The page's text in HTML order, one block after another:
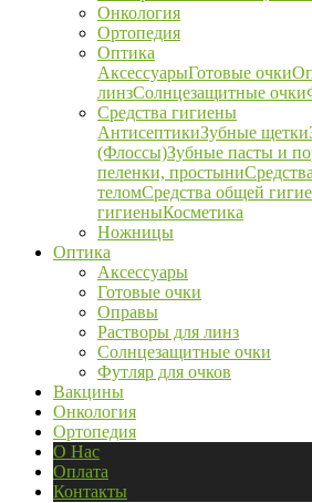
Онкология
Ортопедия
Оптика
АксессуарыГотовые очки
линзСолнцезащитные очки
Средства гигиены
АнтисептикиЗубные щетки
(Флоссы)Зубные пасты и
пеленки, простыни
теломСредства общей
гигиеныКосметика
Ножницы
Оптика
Аксессуары
Готовые очки
Оправы
Растворы для линз
Солнцезащитные очки
Футляр для очков
Вакцины
Онкология
Ортопедия
О Нас
Оплата
Контакты